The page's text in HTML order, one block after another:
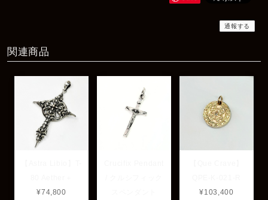
通報する
関連商品
¥74,800
¥103,400